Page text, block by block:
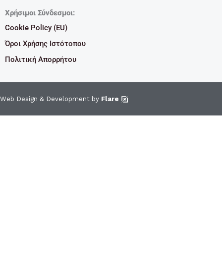
Χρήσιμοι Σύνδεσμοι:
Cookie Policy (EU)
Όροι Χρήσης Ιστότοπου
Πολιτική Απορρήτου
Web Design & Development by Flare